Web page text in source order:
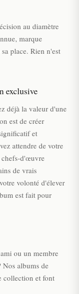
au diamètre
marque
place. Rien n'est
exclusive
déjà la valeur d'une
est de créer
et
attendre de votre
chefs-d'œuvre
de vrais
volonté d'élever
est fait pour
ou un membre
Nos albums de
collection et font